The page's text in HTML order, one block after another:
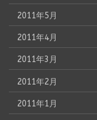
2011年5月
2011年4月
2011年3月
2011年2月
2011年1月